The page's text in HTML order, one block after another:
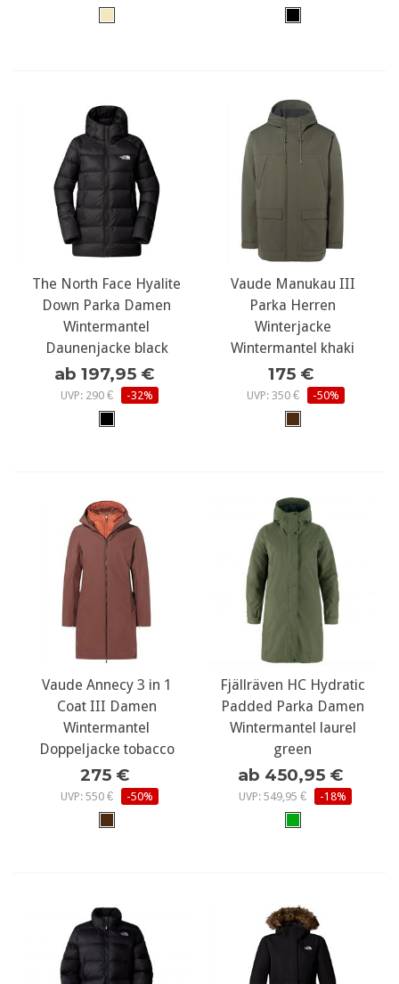
The North Face Hyalite
Down Parka Damen
Wintermantel
Daunenjacke black
ab 197,95 €
UVP: 290 € -32%
Vaude Manukau III
Parka Herren
Winterjacke
Wintermantel khaki
175 €
UVP: 350 € -50%
Vaude Annecy 3 in 1
Coat III Damen
Wintermantel
Doppeljacke tobacco
275 €
UVP: 550 € -50%
Fjällräven HC Hydratic
Padded Parka Damen
Wintermantel laurel
green
ab 450,95 €
UVP: 549,95 € -18%